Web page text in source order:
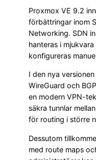
Proxmox VE 9.2
förbättringar inom
Networking. SDN
hanteras i
konfigureras
I den nya
WireGuard och
en modern VPN-
säkra tunnlar
för routing i större
Dessutom
med route maps